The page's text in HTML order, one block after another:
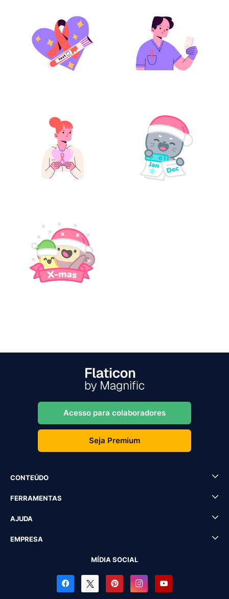
Acesso para colaboradores
Seja Premium
CONTEÚDO
FERRAMENTAS
AJUDA
EMPRESA
MÍDIA SOCIAL